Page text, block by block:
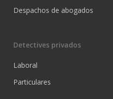
Despachos de abogados
Detectives privados
Laboral
Particulares